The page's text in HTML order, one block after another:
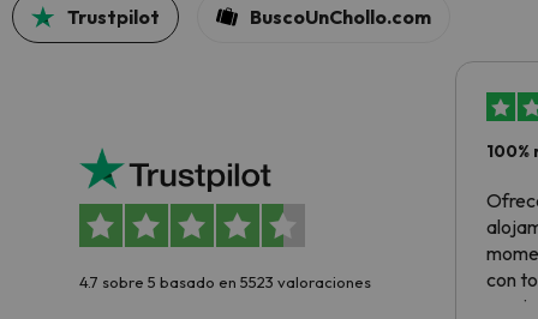
Trustpilot BuscoUnChollo.com
4.7 sobre 5 basado en 5523 valoraciones
con